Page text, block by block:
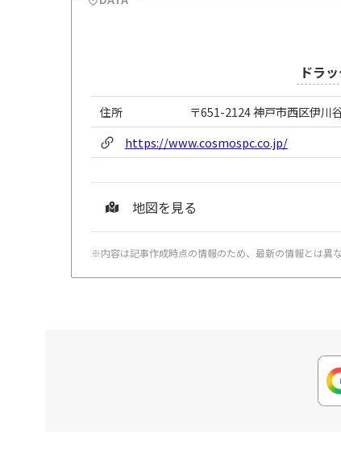
ドラ
住所
〒651-2124 神戸市西区伊川
https://www.cosmospc.co.jp/
地図を見る
※内容は記事作成時点の情報のため、最新の情報とは異